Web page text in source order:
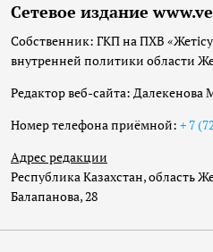
Сетевое издание
Собственник: ГКП на ПХВ
внутренней политики области
Редактор веб-сайта: Далекенова
Номер телефона приёмной: + 7
Адрес редакции
Республика Казахстан, область
Балапанова, 28